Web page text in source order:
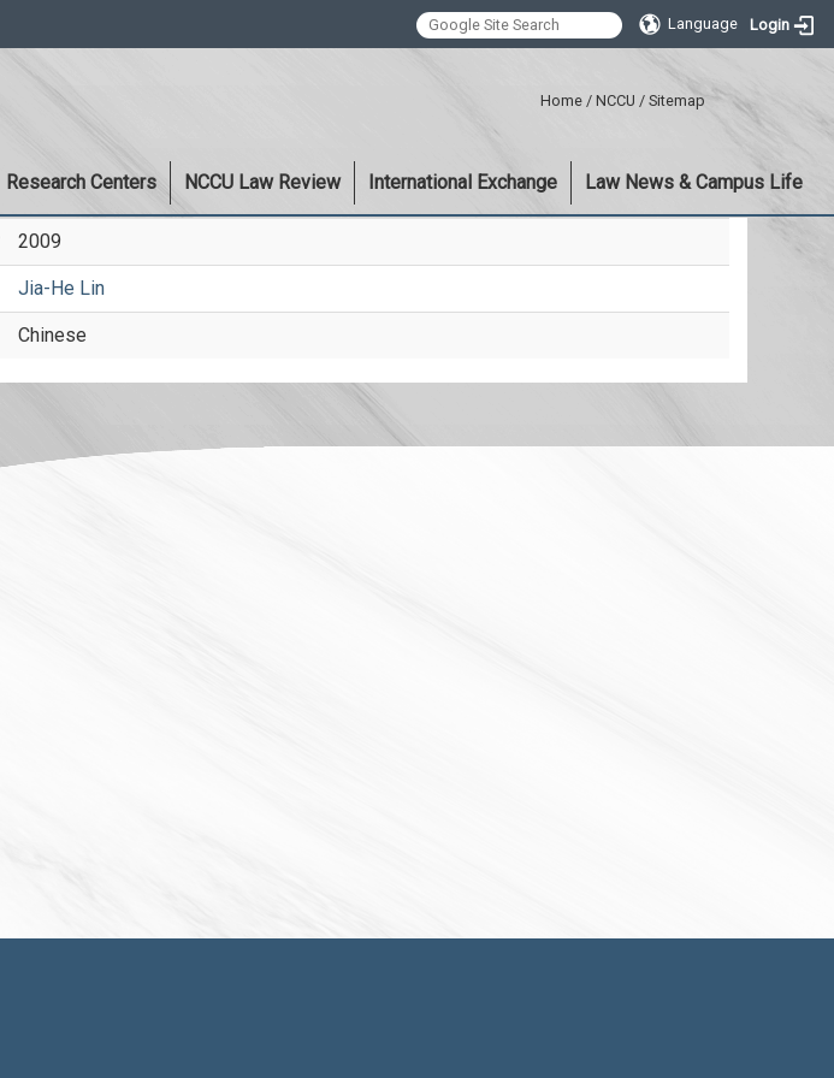
Language Login
Home / NCCU / Sitemap
Research Centers NCCU Law Review International Exchange Law News & Campus Life
2009
Jia-He Lin
Chinese